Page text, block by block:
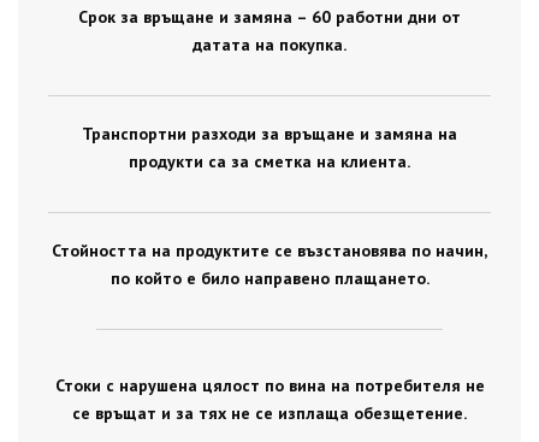
Срок за връщане и замяна – 60 работни дни от
датата на покупка.
Транспортни разходи за връщане и замяна на
продукти са за сметка на клиента.
Стойността на продуктите се възстановява по начин,
по който е било направено плащането.
Стоки с нарушена цялост по вина на потребителя не
се връщат и за тях не се изплаща обезщетение.